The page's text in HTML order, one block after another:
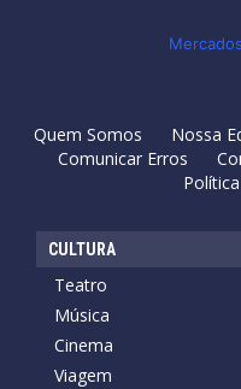
Mercados
Quem Somos Nossa
Comunicar Erros
CULTURA
Teatro
Música
Cinema
Viagem